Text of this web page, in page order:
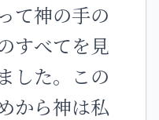
て神の手の
すべてを見
した。この
から神は私